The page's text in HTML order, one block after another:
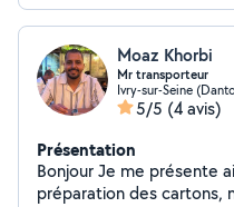
Moaz Khorbi
Mr transporteur
Ivry-sur-Seine
5/5 (4 avis)
Présentation
Bonjour Je me présente aide au déménagement
préparation des cartons,